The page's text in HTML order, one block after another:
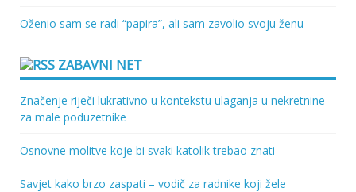
Oženio sam se radi “papira”, ali sam zavolio svoju ženu
ZABAVNI NET
Značenje riječi lukrativno u kontekstu ulaganja u nekretnine
za male poduzetnike
Osnovne molitve koje bi svaki katolik trebao znati
Savjet kako brzo zaspati – vodič za radnike koji žele